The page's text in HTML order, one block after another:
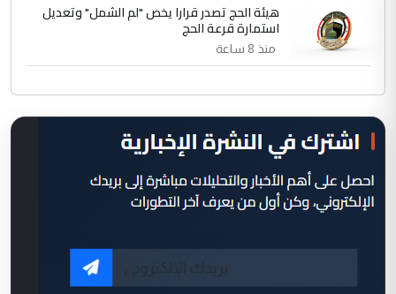
هيئة الحج تصدر قرارا يخص "لم الشمل" وتعديل
استمارة قرعة الحج
منذ 8 ساعة